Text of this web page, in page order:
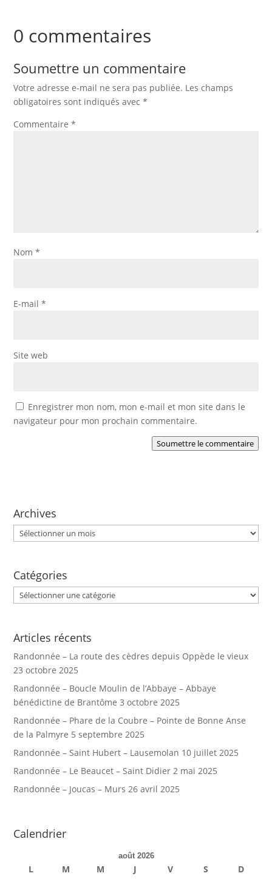
0 commentaires
Soumettre un commentaire
Votre adresse e-mail ne sera pas publiée. Les champs
obligatoires sont indiqués avec*
Commentaire*
Nom*
E-mail*
Site web
Enregistrer mon nom, mon e-mail et mon site dans le
navigateur pour mon prochain commentaire.
Soumettre le commentaire
Archives
Archives
Catégories
Catégories
Articles récents
Randonnée – La route des cèdres depuis Oppède le vieux
23 octobre 2025
Randonnée – Boucle Moulin de l’Abbaye – Abbaye
bénédictine de Brantôme 3 octobre 2025
Randonnée – Phare de la Coubre – Pointe de Bonne Anse
de la Palmyre 5 septembre 2025
Randonnée – Saint Hubert – Lausemolan 10 juillet 2025
Randonnée – Le Beaucet – Saint Didier 2 mai 2025
Randonnée – Joucas – Murs 26 avril 2025
Calendrier
août 2026
L M M J V S
D